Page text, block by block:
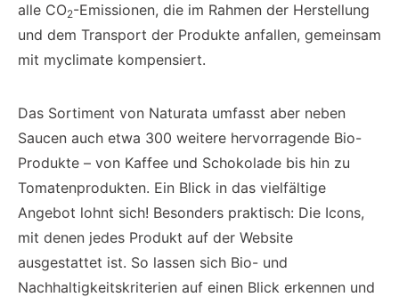
alle CO2-Emissionen, die im Rahmen der Herstellung
und dem Transport der Produkte anfallen, gemeinsam
mit myclimate kompensiert.
Das Sortiment von Naturata umfasst aber neben
Saucen auch etwa 300 weitere hervorragende Bio-
Produkte – von Kaffee und Schokolade bis hin zu
Tomatenprodukten. Ein Blick in das vielfältige
Angebot lohnt sich! Besonders praktisch: Die Icons,
mit denen jedes Produkt auf der Website
ausgestattet ist. So lassen sich Bio- und
Nachhaltigkeitskriterien auf einen Blick erkennen und